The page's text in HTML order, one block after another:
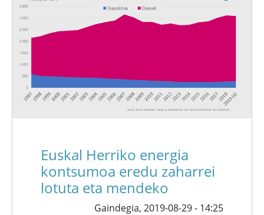
Euskal Herriko energia
kontsumoa eredu zaharrei
lotuta eta mendeko
Gaindegia, 2019-08-29 - 14:25